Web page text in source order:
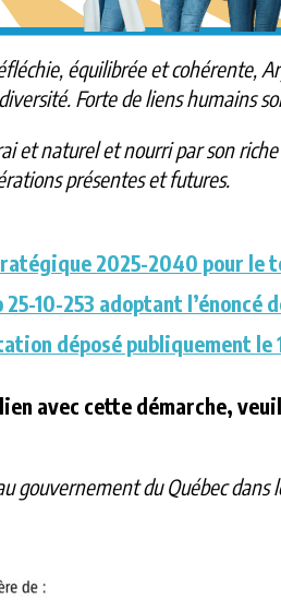
équilibrée et cohérente,
Forte de liens humains
et naturel et nourri par son
présentes et futures.
2025-2040 pour le
10-253 adoptant
déposé publiquement le
avec cette démarche,
gouvernement du Québec